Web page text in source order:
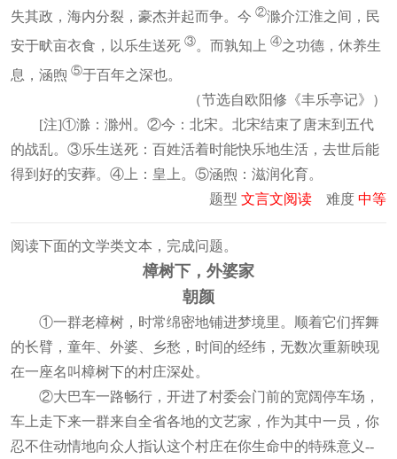
失其政，海内分裂，豪杰并起而争。今 ②滁介江淮之间，民
安于畎亩衣食，以乐生送死 ③。而孰知上 ④之功德，休养生
息，涵煦 ⑤于百年之深也。
（节选自欧阳修《丰乐亭记》）
[注]①滁：滁州。②今：北宋。北宋结束了唐末到五代
的战乱。③乐生送死：百姓活着时能快乐地生活，去世后能
得到好的安葬。④上：皇上。⑤涵煦：滋润化育。
题型 文言文阅读 难度 中等
阅读下面的文学类文本，完成问题。
樟树下，外婆家
朝颜
①一群老樟树，时常绵密地铺进梦境里。顺着它们挥舞
的长臂，童年、外婆、乡愁，时间的经纬，无数次重新映现
在一座名叫樟树下的村庄深处。
②大巴车一路畅行，开进了村委会门前的宽阔停车场，
车上走下来一群来自全省各地的文艺家，作为其中一员，你
忍不住动情地向众人指认这个村庄在你生命中的特殊意义--